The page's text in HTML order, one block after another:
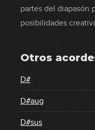
partes del diapasón
posibilidades
Otros
D#
D#aug
D#sus